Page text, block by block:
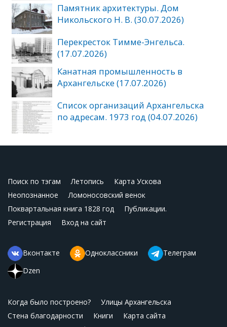
Памятник архитектуры. Дом
Никольского Н. В. (30.07.2026)
Перекресток Тимме-Энгельса.
(17.07.2026)
Канатная промышленность в
Архангельске (17.07.2026)
Список организаций Архангельска
по адресам. 1973 год (04.07.2026)
Поиск по тэгам Летопись
Карта Ускова
Неопознанное
Ломоносовский венок
Поквартальная книга 1828 год
Публикации.
Регистрация
Вход на сайт
Вконтакте Одноклассники
Телеграм
Dzen
Когда было построено?
Улицы Архангельска
Стена благодарности
Книги
Карта сайта